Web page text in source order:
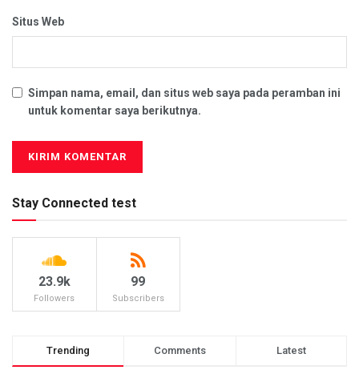
Situs Web
Simpan nama, email, dan situs web saya pada peramban ini
untuk komentar saya berikutnya.
Stay Connected test
23.9k
Followers
99
Subscribers
Trending Comments Latest